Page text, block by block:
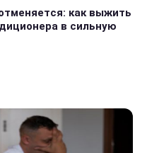
как выжить
в сильную